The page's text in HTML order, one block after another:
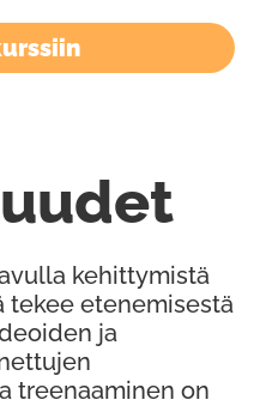
kehittymistä
tekee etenemisestä
ja
treenaaminen on